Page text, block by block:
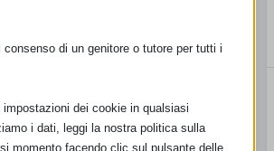
di funzioni all’on. dott.ssa
attività di erogazione dei
o comunque di non
di un genitore o tutore per tutti i
dei cookie in qualsiasi
i dati, leggi la nostra politica sulla
momento facendo clic sul pulsante delle